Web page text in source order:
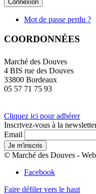
Mot de passe perdu ?
COORDONNÉES
Marché des Douves
4 BIS rue des Douves
33800 Bordeaux
05 57 71 75 93
Cliquez ici pour adhérer
Inscrivez-vous à la
Email
© Marché des Douves -
Facebook
Faire défiler vers le haut